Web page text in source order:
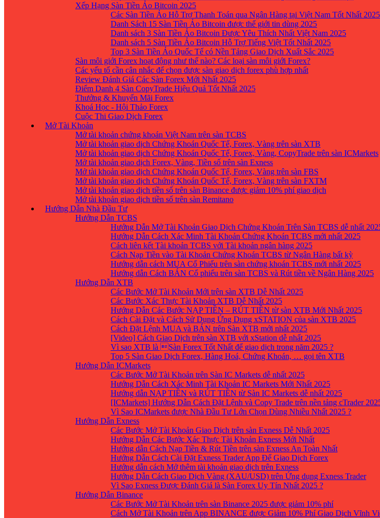
Xếp Hạng Sàn Tiền Ảo Bitcoin 2025
Các Sàn Tiền Ảo Hỗ Trợ Thanh Toán qua Ngân Hàng tại Việt Nam Tốt Nhất 2025
Danh Sách 15 Sàn Tiền Ảo Bitcoin được thế giới tin dùng 2025
Danh sách 3 Sàn Tiền Ảo Bitcoin Được Yêu Thích Nhất Việt Nam 2025
Danh sách 5 Sàn Tiền Ảo Bitcoin Hỗ Trợ Tiếng Việt Tốt Nhất 2025
Top 3 Sàn Tiền Ảo Quốc Tế có Nền Tảng Giao Dịch Xuất Sắc 2025
Sàn môi giới Forex hoạt động như thế nào? Các loại sàn môi giới Forex?
Các yếu tố cần cân nhắc để chọn được sàn giao dịch forex phù hợp nhất
Review Đánh Giá Các Sàn Forex Mới Nhất 2025
Điểm Danh 4 Sàn CopyTrade Hiệu Quả Tốt Nhất 2025
Thưởng & Khuyến Mãi Forex
Khoá Học - Hội Thảo Forex
Cuộc Thi Giao Dịch Forex
Mở Tài Khoản
Mở tài khoản chứng khoán Việt Nam trên sàn TCBS
Mở tài khoản giao dịch Chứng Khoán Quốc Tế, Forex, Vàng trên sàn XTB
Mở tài khoản giao dịch Chứng Khoán Quốc Tế, Forex, Vàng, CopyTrade trên sàn ICMarkets
Mở tài khoản giao dịch Forex, Vàng, Tiền số trên sàn Exness
Mở tài khoản giao dịch Chứng Khoán Quốc Tế, Forex, Vàng trên sàn FBS
Mở tài khoản giao dịch Chứng Khoán Quốc Tế, Forex, Vàng trên sàn FXTM
Mở tài khoản giao dịch tiền số trên sàn Binance được giảm 10% phí giao dịch
Mở tài khoản giao dịch tiền số trên sàn Remitano
Hướng Dẫn Nhà Đầu Tư
Hướng Dẫn TCBS
Hướng Dẫn Mở Tài Khoản Giao Dịch Chứng Khoán Trên Sàn TCBS dễ nhất
Hướng Dẫn Cách Xác Minh Tài Khoản Chứng Khoán TCBS mới nhất 2025
Cách liên kết Tài khoản TCBS với Tài khoản ngân hàng 2025
Cách Nạp Tiền vào Tài Khoản Chứng Khoán TCBS từ Ngân Hàng bất kỳ
Hướng dẫn cách MUA Cổ Phiếu trên sàn chứng khoán TCBS mới nhất 2025
Hướng dẫn Cách BÁN Cổ phiếu trên sàn TCBS và Rút tiền về Ngân Hàng 2025
Hướng Dẫn XTB
Các Bước Mở Tài Khoản Mới trên sàn XTB Dễ Nhất 2025
Các Bước Xác Thực Tài Khoản XTB Dễ Nhất 2025
Hướng Dẫn Các Bước NẠP TIỀN – RÚT TIỀN từ sàn XTB Mới Nhất 2025
Cách Cài Đặt và Cách Sử Dụng Ứng Dụng xSTATION của sàn XTB 2025
Cách Đặt Lệnh MUA và BÁN trên Sàn XTB mới nhất 2025
[Video] Cách Giao Dịch trên sàn XTB với xStation dễ nhất 2025
Vì sao XTB là Sàn Forex Tốt Nhất để giao dịch trong năm 2025 ?
Top 5 Sàn Giao Dịch Forex, Hàng Hoá, Chứng Khoán, … gọi tên XTB
Hướng Dẫn ICMarkets
Các Bước Mở Tài Khoản trên Sàn IC Markets dễ nhất 2025
Hướng Dẫn Cách Xác Minh Tài Khoản IC Markets Mới Nhất 2025
Hướng dẫn NẠP TIỀN và RÚT TIỀN từ Sàn IC Markets dễ nhất 2025
[ICMarkets] Hướng Dẫn Cách Đặt Lệnh và Copy Trade trên nền tảng cTrader
Vì Sao ICMarkets được Nhà Đầu Tư Lớn Chọn Dùng Nhiều Nhất 2025 ?
Hướng Dẫn Exness
Các Bước Mở Tài Khoản Giao Dịch trên sàn Exness Dễ Nhất 2025
Hướng Dẫn Các Bước Xác Thực Tài Khoản Exness Mới Nhất
Hướng dẫn Cách Nạp Tiền & Rút Tiền trên sàn Exness An Toàn Nhất
Hướng Dẫn Cách Cài Đặt Exness Trader App Để Giao Dịch Forex
Hướng dẫn cách Mở thêm tài khoản giao dịch trên Exness
Hướng Dẫn Cách Giao Dịch Vàng (XAU/USD) trên Ứng dụng Exness Trader
Vì Sao Exness Được Đánh Giá là Sàn Forex Uy Tín Nhất 2025 ?
Hướng Dẫn Binance
Các Bước Mở Tài Khoản trên sàn Binance 2025 được giảm 10% phí
Cách Mở Tài Khoản trên App BINANCE được Giảm 10% Phí Giao Dịch Vĩnh